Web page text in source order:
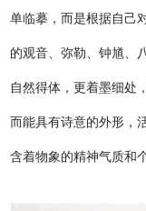
单临摹，而是根据自己
的观音、弥勒、钟馗、
自然得体，更着墨细处
而能具有诗意的外形，
含着物象的精神气质和